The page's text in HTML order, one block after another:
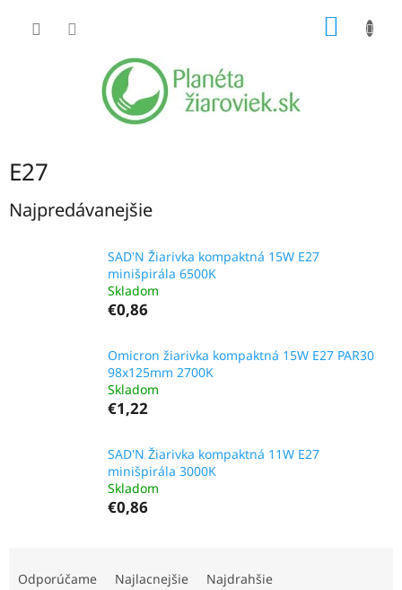
E27
Najpredávanejšie
SAD'N Žiarivka kompaktná 15W E27
minišpirála 6500K
Skladom
€0,86
Omicron žiarivka kompaktná 15W E27 PAR30
98x125mm 2700K
Skladom
€1,22
SAD'N Žiarivka kompaktná 11W E27
minišpirála 3000K
Skladom
€0,86
Odporúčame Najlacnejšie Najdrahšie